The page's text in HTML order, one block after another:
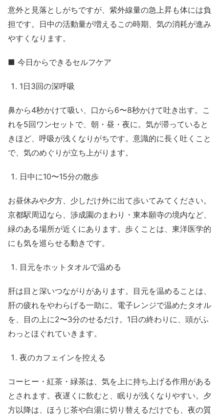
意外と見落としがちですが、紫外線量の急上昇も体には負
担です。日中の活動量が増えるこの時期、気の消耗が進み
やすくなります。
■ 今日からできるセルフケア
1日3回の深呼吸
鼻から4秒かけて吸い、口から6〜8秒かけて吐き出す。こ
れを5回ワンセットで、朝・昼・夜に。気が滞っていると
きほど、呼吸が浅くなりがちです。意識的に長く吐くこと
で、気のめぐりが立ち上がります。
日中に10〜15分の散歩
お昼休みや夕方、少しだけ外に出て歩いてみてください。
京都駅周辺なら、渉成園のまわり・東本願寺の境内など、
緑のある場所が近くにあります。歩くことは、東洋医学的
にも気を巡らせる動きです。
目元をホットタオルで温める
肝は目と深いつながりがあります。目元を温めることは、
肝の疲れをやわらげる一助に。電子レンジで温めたタオル
を、目の上に2〜3分のせるだけ。1日の終わりに、頭がふ
わっとほぐれていきます。
夜のカフェインを控える
コーヒー・紅茶・緑茶は、気を上に持ち上げる作用がある
とされます。夜遅くに飲むと、眠りが浅くなりやすい。夕
方以降は、ほうじ茶や白湯に切り替えるだけでも、夜の質